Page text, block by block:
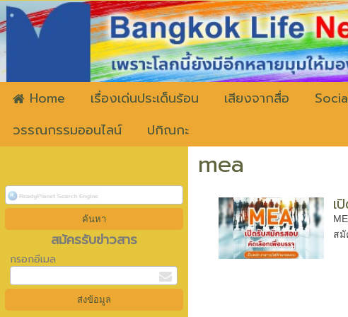
Home เรื่องเด่นประเด็นร้อน เสียงจากสื่อ
วรรณกรรมออนไลน์
ปกิณกะ
สมัครรับข่าวสาร
กรอกอีเมล
mea
เ
สมั